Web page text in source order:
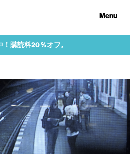
Menu
！購読料20％オフ。